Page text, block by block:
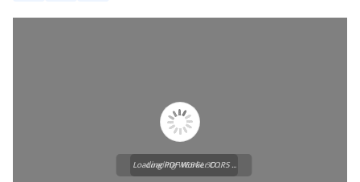
Loading WEBGL 3D ...
Loading PDF Worker CORS ...